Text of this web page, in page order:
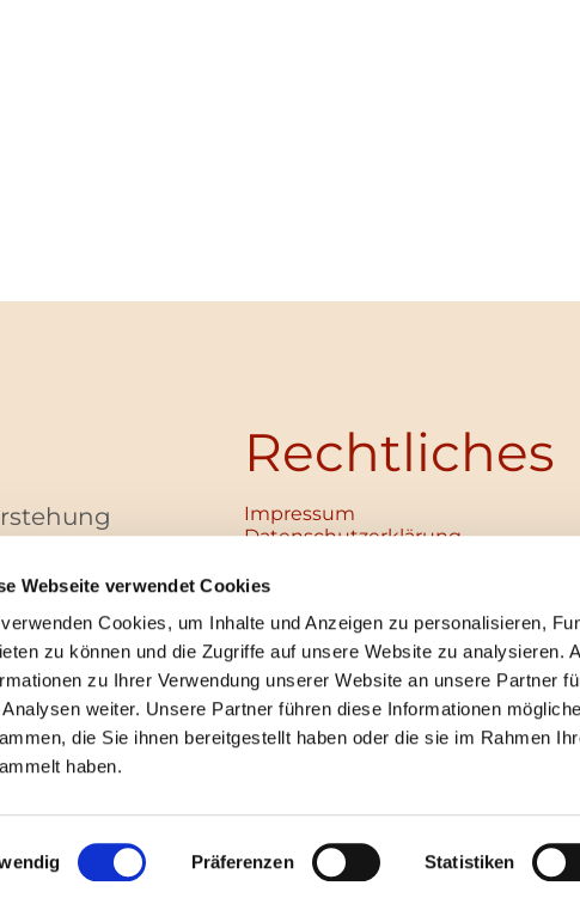
Webseite verwendet Cookies
Cookies, um Inhalte und Anzeigen zu personalisieren,
zu können und die Zugriffe auf unsere Website zu analysieren.
zu Ihrer Verwendung unserer Website an unsere Partner
Analysen weiter. Unsere Partner führen diese Informationen
die Sie ihnen bereitgestellt haben oder die sie im Rahmen
haben.
Präferenzen Statistiken
9310 04
Rechtliches
Impressum
Datenschutz­erklärung
Institutionelles Schutzkonzept
Unabhängige Ansprechpersonen
Digitales Hinweisgebersystem
Impressum